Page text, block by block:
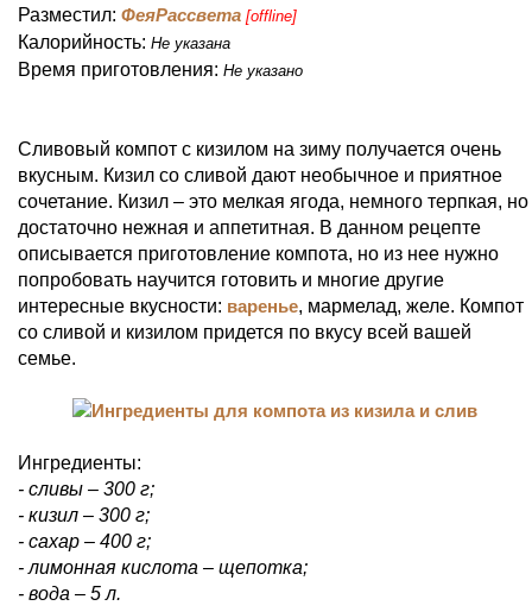
Разместил: ФеяРассвета [offline]
Калорийность: Не указана
Время приготовления: Не указано
Сливовый компот с кизилом на зиму получается очень
вкусным. Кизил со сливой дают необычное и приятное
сочетание. Кизил – это мелкая ягода, немного терпкая, но
достаточно нежная и аппетитная. В данном рецепте
описывается приготовление компота, но из нее нужно
попробовать научится готовить и многие другие
интересные вкусности: варенье, мармелад, желе. Компот
со сливой и кизилом придется по вкусу всей вашей
семье.
Ингредиенты:
- сливы – 300 г;
- кизил – 300 г;
- сахар – 400 г;
- лимонная кислота – щепотка;
- вода – 5 л.